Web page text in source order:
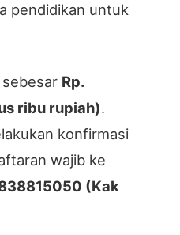
pendidikan untuk
Rp.
ribu rupiah).
konfirmasi
wajib ke
(Kak